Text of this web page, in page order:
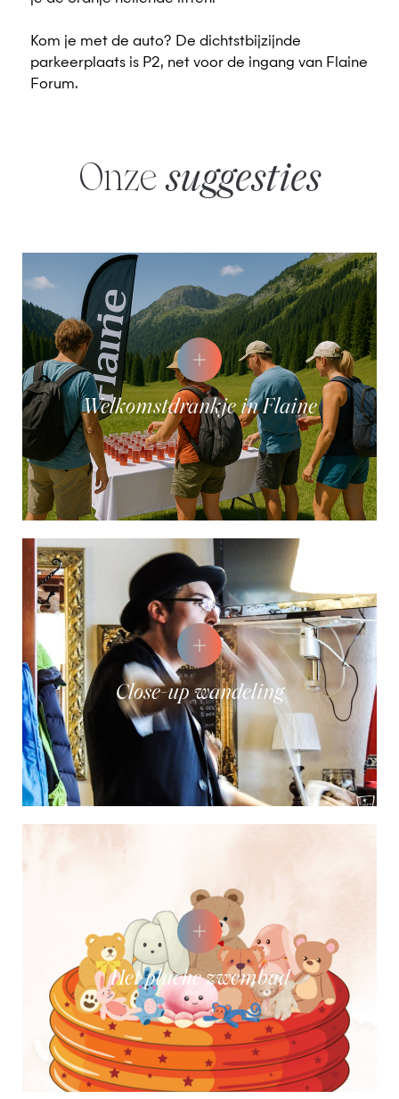
Kom je met de auto? De dichtstbijzijnde
parkeerplaats is P2, net voor de ingang van Flaine
Forum.
Onze suggesties
Welkomstdrankje in Flaine
Close-up wandeling
het pluche zwembad